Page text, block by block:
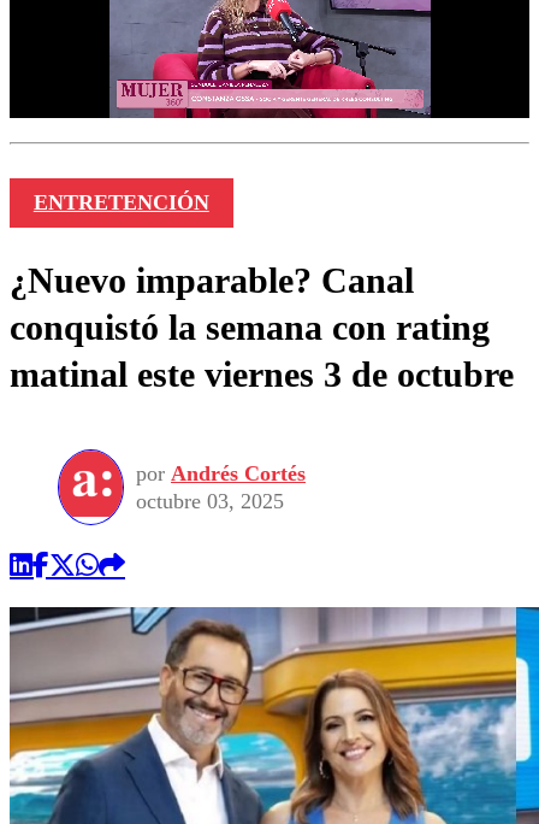
ENTRETENCIÓN
¿Nuevo imparable? Canal
conquistó la semana con rating
matinal este viernes 3 de octubre
por Andrés Cortés
octubre 03, 2025